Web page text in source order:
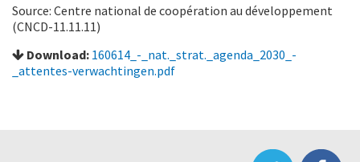
Source: Centre national de coopération au développement
(CNCD-11.11.11)
Download: 160614_-_nat._strat._agenda_2030_-
_attentes-verwachtingen.pdf